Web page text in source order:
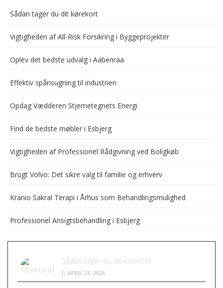
Sådan tager du dit kørekort
Vigtigheden af All-Risk Forsikring i Byggeprojekter
Oplev det bedste udvalg i Aabenraa
Effektiv spånsugning til industrien
Opdag Vædderen Stjernetegnets Energi
Find de bedste møbler i Esbjerg
Vigtigheden af Professionel Rådgivning ved Boligkøb
Brugt Volvo: Det sikre valg til familie og erhverv
Kranio Sakral Terapi i Århus som Behandlingsmulighed
Professionel Ansigtsbehandling i Esbjerg
Sådan tager du dit kørekort
APRIL 23, 2026